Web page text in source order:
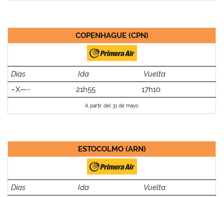
COPENHAGUE (CPN)
Días Ida
Vuelta
–X—-
21h55 17h10
A partir del 31 de mayo
ESTOCOLMO (ARN)
Días Ida
Vuelta